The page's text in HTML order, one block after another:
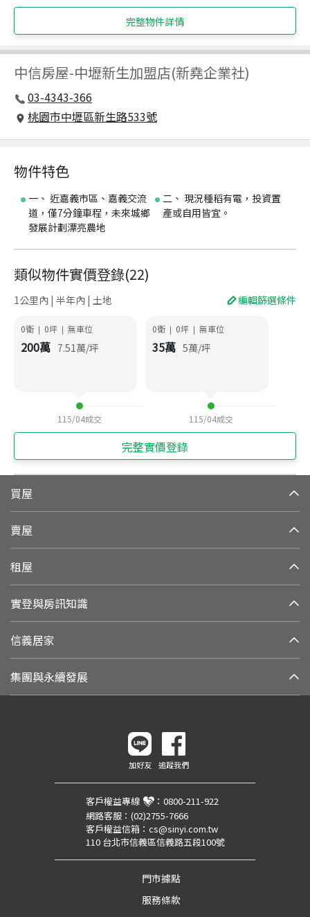
完整物件詳情
中信房屋-中壢新生加盟店(新堯企業社)
03-4343-366
桃園市中壢區新生路533號
物件特色
一、 近嘉義市區、嘉義交流
道，僅7分鐘車程，未來城鄉
發展計劃漂亮農地
二、 現況種稻有電，投資置
產或自用皆宜。
類似物件實價登錄(22)
1公里內 | 半年內 | 土地 編輯篩選條件
0衛 | 0坪 | 無車位
200萬 7.51萬/坪
115/04成交
0衛 | 0坪 | 無車位
35萬 5萬/坪
115/04成交
完整實價登錄
買屋
賣屋
租屋
實登與房訊知識
信義居家
集團與永續發展
加好友 追蹤我們
客戶權益專線 ： 0800-211-922
網路客服： (02)2755-7666
客戶權益信箱： cs@sinyi.com.tw
110 台北市信義區信義路五段100號
門市據點
服務條款